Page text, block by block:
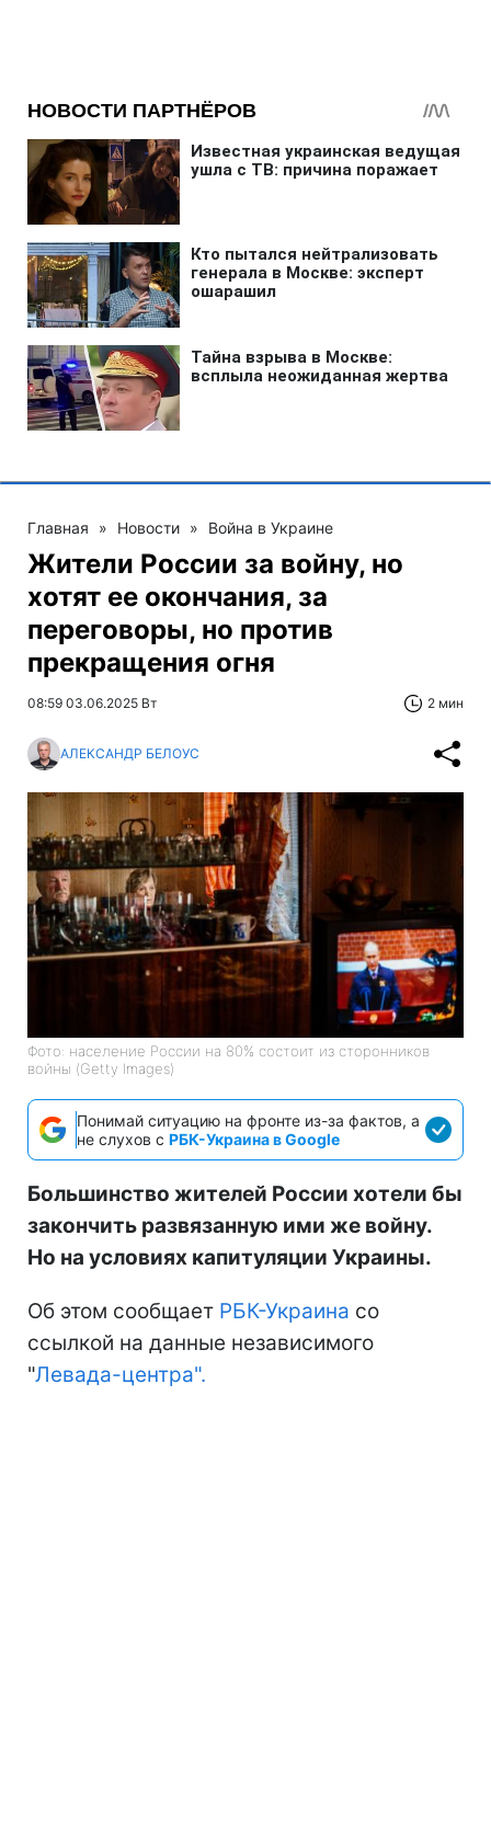
Главная » Новости » Война в Украине
Жители России за войну, но
хотят ее окончания, за
переговоры, но против
прекращения огня
08:59 03.06.2025 Вт 2 мин
АЛЕКСАНДР БЕЛОУС
Фото: население России на 80% состоит из сторонников
войны (Getty Images)
Понимай ситуацию на фронте из-за фактов, а
не слухов с РБК-Украина в Google
Большинство жителей России хотели бы
закончить развязанную ими же войну.
Но на условиях капитуляции Украины.
Об этом сообщает РБК-Украина со
ссылкой на данные независимого
"Левада-центра".